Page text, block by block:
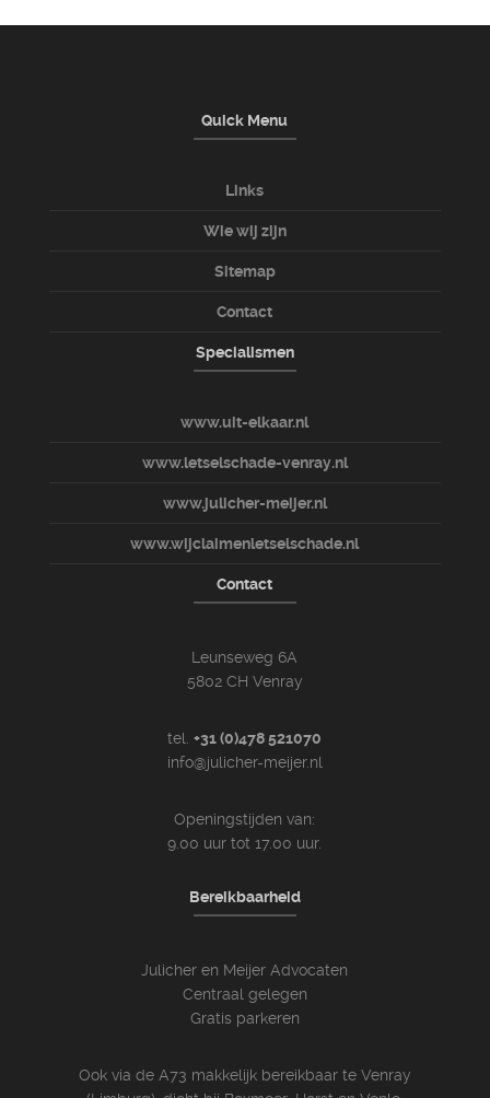
Quick Menu
Links
Wie wij zijn
Sitemap
Contact
Specialismen
www.uit-elkaar.nl
www.letselschade-venray.nl
www.julicher-meijer.nl
www.wijclaimenletselschade.nl
Contact
Leunseweg 6A
5802 CH Venray
tel.+31 (0)478 521070
info@julicher-meijer.nl
Openingstijden van:
9.00 uur tot 17.00 uur.
Bereikbaarheid
Julicher en Meijer Advocaten
Centraal gelegen
Gratis parkeren
Ook via de A73 makkelijk bereikbaar te Venray